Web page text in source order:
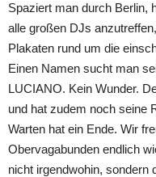
Spaziert man durch Berlin,
alle großen DJs
Plakaten rund um die
Einen Namen sucht man
LUCIANO. Kein Wunder.
und hat zudem noch seine
Warten hat ein Ende. Wir
Obervagabunden endlich
nicht irgendwohin, sondern